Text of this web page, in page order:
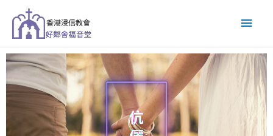
要
內
容
選
單